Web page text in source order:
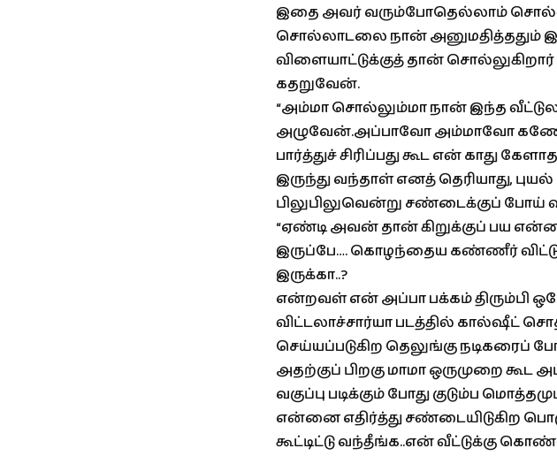
இதை அவர் வரும்போதெல்லாம்
சொல்லாடலை நான்
விளையாட்டுக்குத் தான்
கதறுவேன்.
“அம்மா சொல்லும்மா நான் இந்த
அழுவேன்.அப்பாவோ அம்மாவோ
பார்த்துச் சிரிப்பது கூட என் காது
இருந்து வந்தாள் எனத் தெரியாது,
பிலுபிலுவென்று சண்டைக்குப் போய்
“ஏண்டி அவன் தான் கிறுக்குப் பய
இருப்பே…. கொழந்தைய கண்ணீர் விட்டு
இருக்கா..?
என்றவள் என் அப்பா பக்கம் திரும்பி
விட்டலாச்சார்யா படத்தில் கால்ஷீட்
செய்யப்படுகிற தெலுங்கு நடிகரைப்
அதற்குப் பிறகு மாமா ஒருமுறை
வகுப்பு படிக்கும் போது குடும்ப
என்னை எதிர்த்து சண்டையிடுகிற
கூட்டிட்டு வந்தீங்க..என் வீட்டுக்கு